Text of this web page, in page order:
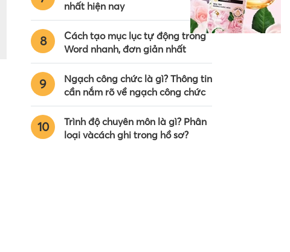
nhất hiện nay
8
Cách tạo mục lục tự động trong
Word nhanh, đơn giản nhất
9
Ngạch công chức là gì? Thông tin
cần nắm rõ về ngạch công chức
10
Trình độ chuyên môn là gì? Phân
loại vàcách ghi trong hồ sơ?